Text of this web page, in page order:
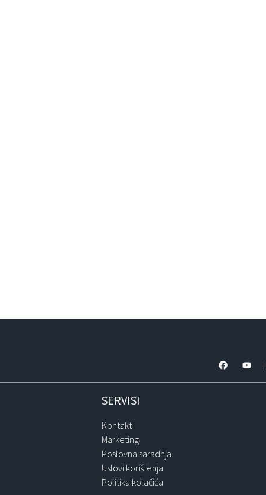
SERVISI
Kontakt
Marketing
Poslovna saradnja
Uslovi korištenja
Politika kolačića